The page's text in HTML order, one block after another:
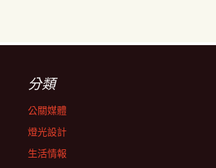
分類
公關媒體
燈光設計
生活情報